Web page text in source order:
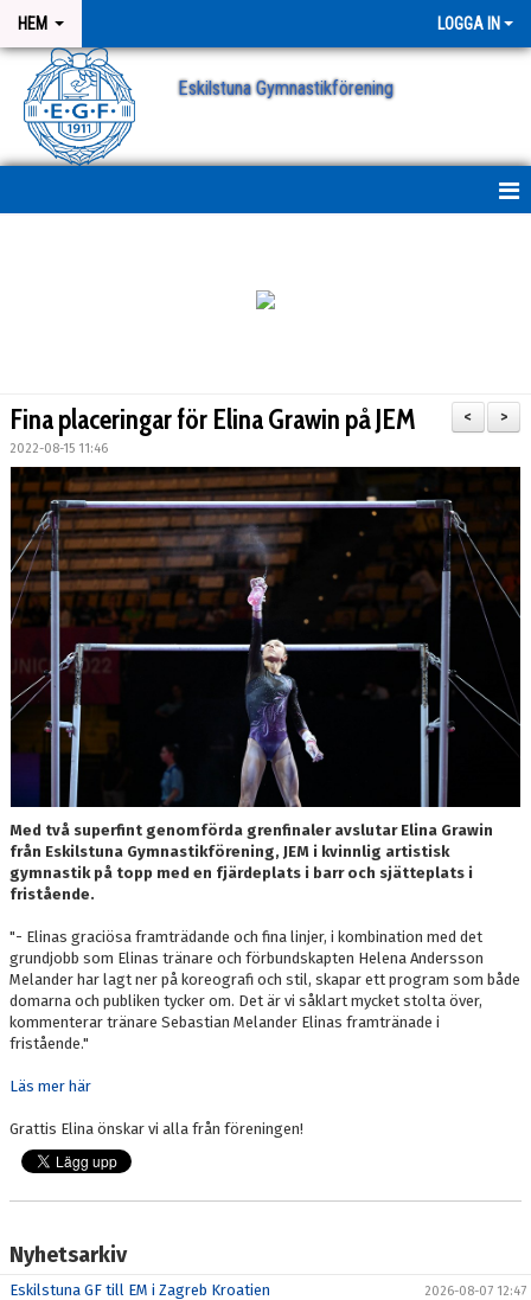
HEM LOGGA IN
Eskilstuna Gymnastikförening
>
<
Fina placeringar för Elina Grawin på JEM
2022-08-15 11:46
Med två superfint genomförda grenfinaler avslutar Elina Grawin
från Eskilstuna Gymnastikförening, JEM i kvinnlig artistisk
gymnastik på topp med en fjärdeplats i barr och sjätteplats i
fristående.
"- Elinas graciösa framträdande och fina linjer, i kombination med det
grundjobb som Elinas tränare och förbundskapten Helena Andersson
Melander har lagt ner på koreografi och stil, skapar ett program som både
domarna och publiken tycker om. Det är vi såklart mycket stolta över,
kommenterar tränare Sebastian Melander Elinas framtränade i
fristående."
Läs mer här
Grattis Elina önskar vi alla från föreningen!
Nyhetsarkiv
Eskilstuna GF till EM i Zagreb Kroatien 2026-08-07 12:47